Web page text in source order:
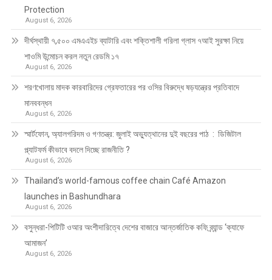
Protection
August 6, 2026
দীর্ঘস্থায়ী ৭,৫০০ এমএএইচ ব্যাটারি এবং শক্তিশালী গরিলা গ্লাস ৭আই সুরক্ষা নিয়ে
শাওমি উন্মোচন করল নতুন রেডমি ১৭
August 6, 2026
শরণখোলায় মাদক কারবারিদের গ্রেফতারের পর ওসির বিরুদ্ধে ষড়যন্ত্রের প্রতিবাদে
মানববন্ধন
August 6, 2026
স্মার্টফোন, অ্যালগরিদম ও গণতন্ত্র: জুলাই অভ্যুত্থানের দুই বছরের পাঠ : ডিজিটাল
প্ল্যাটফর্ম কীভাবে বদলে দিচ্ছে রাজনীতি ?
August 6, 2026
Thailand’s world-famous coffee chain Café Amazon
launches in Bashundhara
August 6, 2026
বসুন্ধরা-পিটিটি ওআর অংশীদারিত্বে দেশের বাজারে আন্তর্জাতিক কফি ব্র্যান্ড ‘ক্যাফে
আমাজন’
August 6, 2026